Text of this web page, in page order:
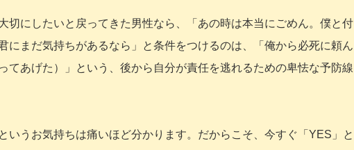
切にしたいと戻ってきた男性なら、「あの時は本当にごめん。僕と付
にまだ気持ちがあるなら」と条件をつけるのは、「俺から必死に頼ん
てあげた）」という、後から自分が責任を逃れるための卑怯な予防線
いうお気持ちは痛いほど分かります。だからこそ、今すぐ「YES」と